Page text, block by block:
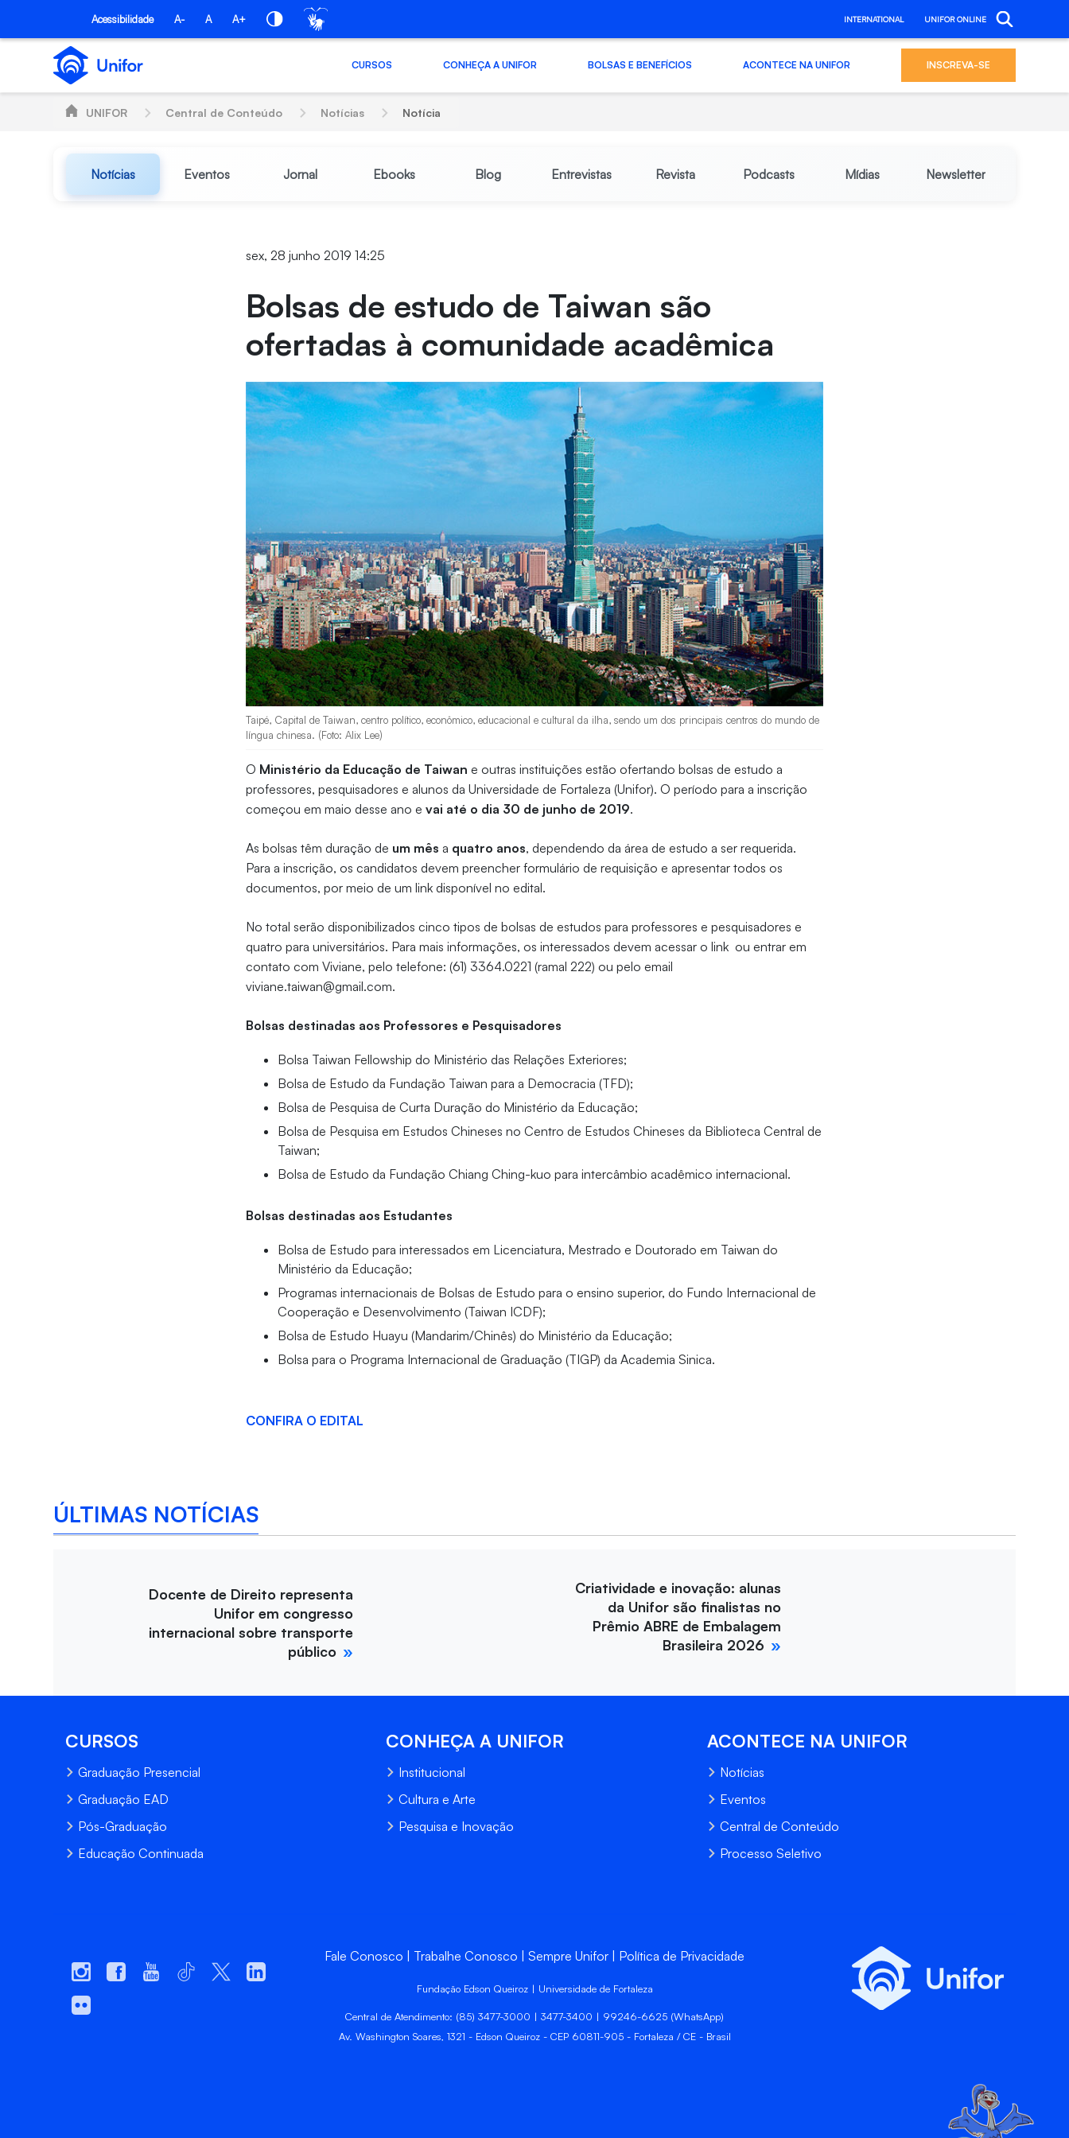
Pular para o Conteúdo principal
Acessibilidade A- A A+ INTERNATIONAL UNIFOR ONLINE
CURSOS CONHEÇA A UNIFOR BOLSAS E BENEFÍCIOS ACONTECE NA UNIFOR INSCREVA-SE
UNIFOR Central de Conteúdo Notícias Notícia
Notícias Eventos Jornal Ebooks Blog Entrevistas Revista Podcasts Mídias Newsletter
sex, 28 junho 2019 14:25
Bolsas de estudo de Taiwan são
ofertadas à comunidade acadêmica
Taipé, Capital de Taiwan, centro político, econômico, educacional e cultural da ilha, sendo um dos principais centros do mundo de
língua chinesa. (Foto: Alix Lee)
O Ministério da Educação de Taiwan e outras instituições estão ofertando bolsas de estudo a
professores, pesquisadores e alunos da Universidade de Fortaleza (Unifor). O período para a inscrição
começou em maio desse ano evai até o dia 30 de junho de 2019.
As bolsas têm duração de um mês a quatro anos, dependendo da área de estudo a ser requerida.
Para a inscrição, os candidatos devem preencher formulário de requisição e apresentar todos os
documentos, por meio de um link disponível no edital.
No total serão disponibilizados cinco tipos de bolsas de estudos para professores e pesquisadores e
quatro para universitários. Para mais informações, os interessados devem acessar o link ou entrar em
contato com Viviane, pelo telefone: (61) 3364.0221 (ramal 222) ou pelo email
viviane.taiwan@gmail.com.
Bolsas destinadas aos Professores e Pesquisadores
Bolsa Taiwan Fellowship do Ministério das Relações Exteriores;
Bolsa de Estudo da Fundação Taiwan para a Democracia (TFD);
Bolsa de Pesquisa de Curta Duração do Ministério da Educação;
Bolsa de Pesquisa em Estudos Chineses no Centro de Estudos Chineses da Biblioteca Central de
Taiwan;
Bolsa de Estudo da Fundação Chiang Ching-kuo para intercâmbio acadêmico internacional.
Bolsas destinadas aos Estudantes
Bolsa de Estudo para interessados em Licenciatura, Mestrado e Doutorado em Taiwan do
Ministério da Educação;
Programas internacionais de Bolsas de Estudo para o ensino superior, do Fundo Internacional de
Cooperação e Desenvolvimento (Taiwan ICDF);
Bolsa de Estudo Huayu (Mandarim/Chinês) do Ministério da Educação;
Bolsa para o Programa Internacional de Graduação (TIGP) da Academia Sinica.
CONFIRA O EDITAL
ÚLTIMAS NOTÍCIAS
Docente de Direito representa
Unifor em congresso
internacional sobre transporte
público
Criatividade e inovação: alunas
da Unifor são finalistas no
Prêmio ABRE de Embalagem
Brasileira 2026
CURSOS
Graduação Presencial
Graduação EAD
Pós-Graduação
Educação Continuada
CONHEÇA A UNIFOR
Institucional
Cultura e Arte
Pesquisa e Inovação
ACONTECE NA UNIFOR
Notícias
Eventos
Central de Conteúdo
Processo Seletivo
Fale Conosco Trabalhe Conosco Sempre Unifor Política de Privacidade
Fundação Edson Queiroz | Universidade de Fortaleza
Central de Atendimento: (85) 3477-3000 | 3477-3400 | 99246-6625 (WhatsApp)
Av. Washington Soares, 1321 - Edson Queiroz - CEP 60811-905 - Fortaleza / CE - Brasil